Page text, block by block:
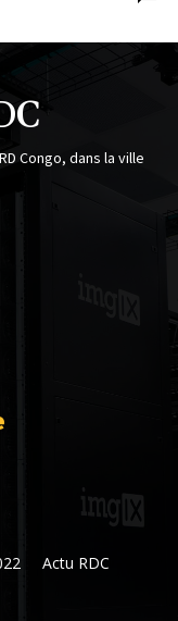
Congo, dans la ville
Actu RDC